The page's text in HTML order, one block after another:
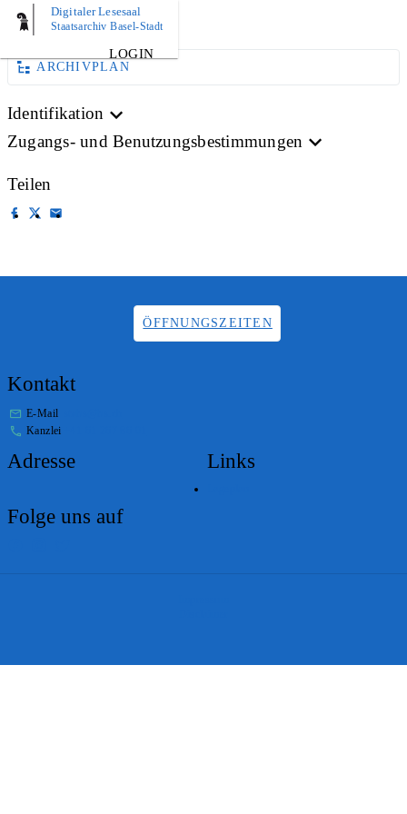
Digitaler Lesesaal
Staatsarchiv Basel-Stadt
LOGIN
AKTE
ARCHIVPLAN
Identifikation
Zugangs- und Benutzungsbestimmungen
Teilen
ÖFFNUNGSZEITEN
Kontakt
E-Mail
Kanzlei
Adresse Links
Folge uns auf